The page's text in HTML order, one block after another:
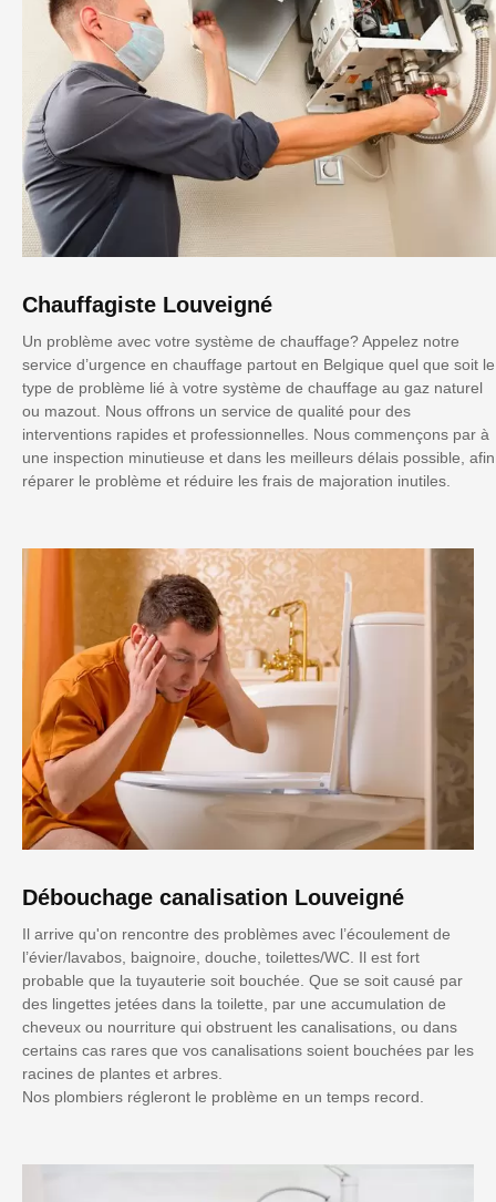
Chauffagiste Louveigné
Un problème avec votre système de chauffage? Appelez notre
service d’urgence en chauffage partout en Belgique quel que soit le
type de problème lié à votre système de chauffage au gaz naturel
ou mazout. Nous offrons un service de qualité pour des
interventions rapides et professionnelles. Nous commençons par à
une inspection minutieuse et dans les meilleurs délais possible, afin
réparer le problème et réduire les frais de majoration inutiles.
Débouchage canalisation Louveigné
Il arrive qu'on rencontre des problèmes avec l’écoulement de
l’évier/lavabos, baignoire, douche, toilettes/WC. Il est fort
probable que la tuyauterie soit bouchée. Que se soit causé par
des lingettes jetées dans la toilette, par une accumulation de
cheveux ou nourriture qui obstruent les canalisations, ou dans
certains cas rares que vos canalisations soient bouchées par les
racines de plantes et arbres.
Nos plombiers régleront le problème en un temps record.